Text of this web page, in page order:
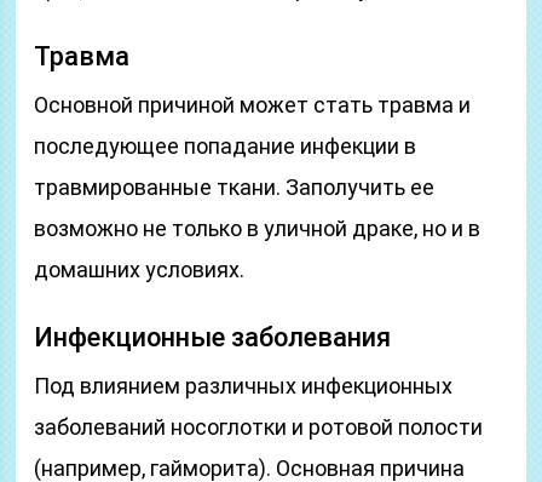
Травма
Основной причиной может стать травма и
последующее попадание инфекции в
травмированные ткани. Заполучить ее
возможно не только в уличной драке, но и в
домашних условиях.
Инфекционные заболевания
Под влиянием различных инфекционных
заболеваний носоглотки и ротовой полости
(например, гайморита). Основная причина